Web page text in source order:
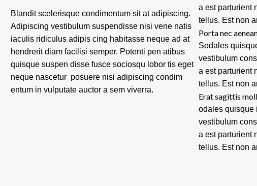
Blandit scelerisque condimentum sit at adipiscing.
Adipiscing vestibulum suspendisse nisi vene natis
iaculis ridiculus adipis cing habitasse neque ad at
hendrerit diam facilisi semper. Potenti pen atibus
quisque suspen disse fusce sociosqu lobor tis eget
neque nascetur posuere nisi adipiscing condim
entum in vulputate auctor a sem viverra.
a est parturient
tellus. Est non
Porta nec
Sodales
vestibulum
a est parturient
tellus. Est non
Erat sagittis
odales quisque
vestibulum
a est parturient
tellus. Est non